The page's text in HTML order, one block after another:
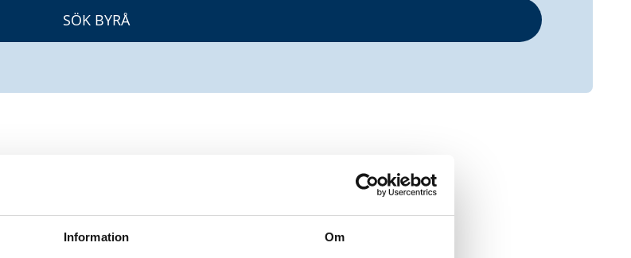
Information Om